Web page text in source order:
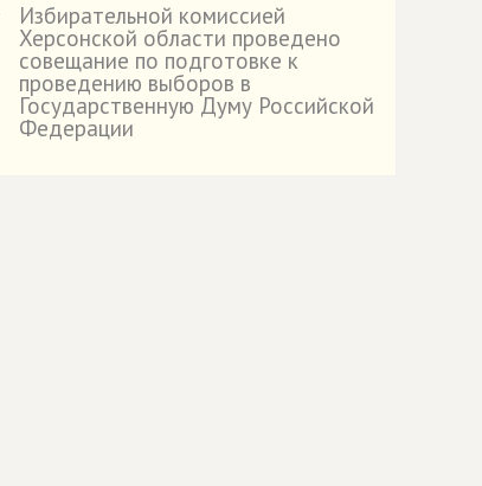
Избирательной комиссией
Херсонской области проведено
совещание по подготовке к
проведению выборов в
Государственную Думу Российской
Федерации